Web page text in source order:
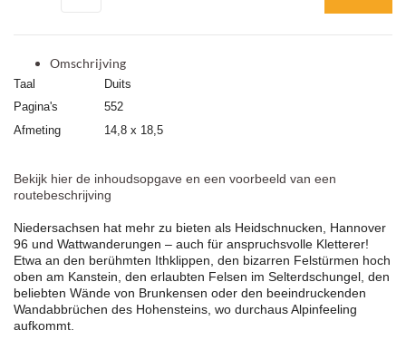
Omschrijving
Taal
Duits
Pagina's
552
Afmeting
14,8 x 18,5
Bekijk hier de inhoudsopgave en een voorbeeld van een
routebeschrijving
Niedersachsen hat mehr zu bieten als Heidschnucken, Hannover
96 und Wattwanderungen – auch für anspruchsvolle Kletterer!
Etwa an den berühmten Ithklippen, den bizarren Felstürmen hoch
oben am Kanstein, den erlaubten Felsen im Selterdschungel, den
beliebten Wände von Brunkensen oder den beeindruckenden
Wandabbrüchen des Hohensteins, wo durchaus Alpinfeeling
aufkommt.